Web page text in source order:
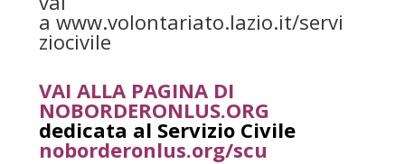
a www.volontariato.lazio.it/servi
ziocivile
VAI ALLA PAGINA DI
NOBORDERONLUS.ORG
dedicata al Servizio Civile
noborderonlus.org/scu